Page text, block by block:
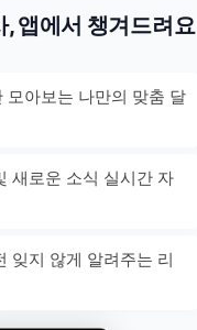
, 앱에서 챙겨드려요
모아보는 나만의 맞춤 달
새로운 소식 실시간 자
잊지 않게 알려주는 리